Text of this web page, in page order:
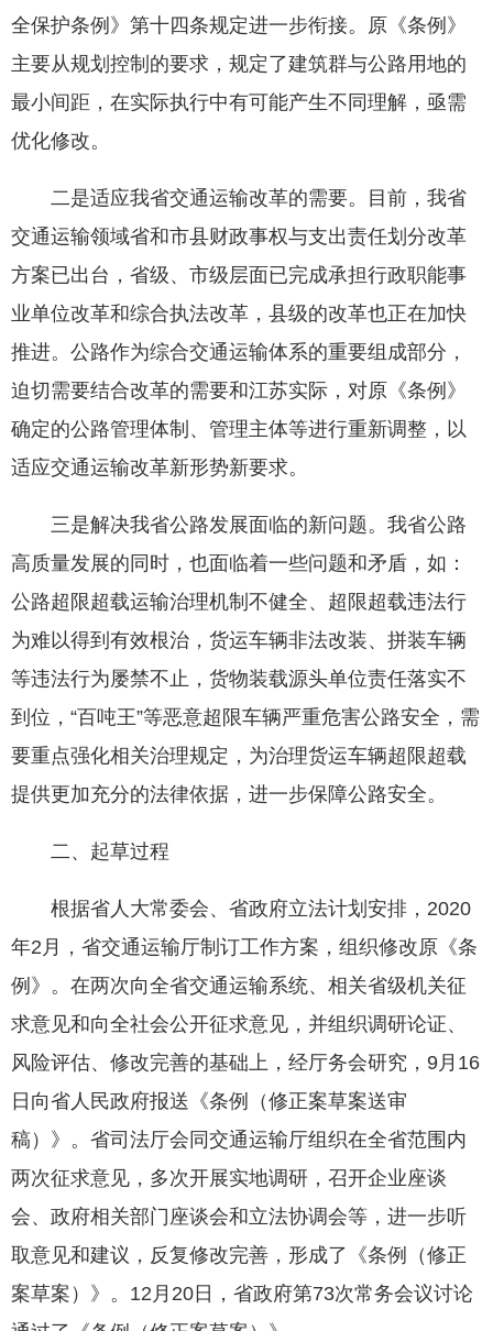
全保护条例》第十四条规定进一步衔接。原《条例》
主要从规划控制的要求，规定了建筑群与公路用地的
最小间距，在实际执行中有可能产生不同理解，亟需
优化修改。
二是适应我省交通运输改革的需要。目前，我省
交通运输领域省和市县财政事权与支出责任划分改革
方案已出台，省级、市级层面已完成承担行政职能事
业单位改革和综合执法改革，县级的改革也正在加快
推进。公路作为综合交通运输体系的重要组成部分，
迫切需要结合改革的需要和江苏实际，对原《条例》
确定的公路管理体制、管理主体等进行重新调整，以
适应交通运输改革新形势新要求。
三是解决我省公路发展面临的新问题。我省公路
高质量发展的同时，也面临着一些问题和矛盾，如：
公路超限超载运输治理机制不健全、超限超载违法行
为难以得到有效根治，货运车辆非法改装、拼装车辆
等违法行为屡禁不止，货物装载源头单位责任落实不
到位，“百吨王”等恶意超限车辆严重危害公路安全，需
要重点强化相关治理规定，为治理货运车辆超限超载
提供更加充分的法律依据，进一步保障公路安全。
二、起草过程
根据省人大常委会、省政府立法计划安排，2020
年2月，省交通运输厅制订工作方案，组织修改原《条
例》。在两次向全省交通运输系统、相关省级机关征
求意见和向全社会公开征求意见，并组织调研论证、
风险评估、修改完善的基础上，经厅务会研究，9月16
日向省人民政府报送《条例（修正案草案送审
稿）》。省司法厅会同交通运输厅组织在全省范围内
两次征求意见，多次开展实地调研，召开企业座谈
会、政府相关部门座谈会和立法协调会等，进一步听
取意见和建议，反复修改完善，形成了《条例（修正
案草案）》。12月20日，省政府第73次常务会议讨论